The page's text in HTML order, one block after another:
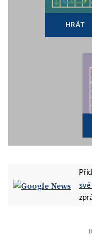
HRÁT